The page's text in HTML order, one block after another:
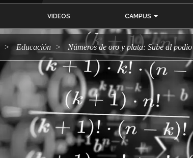
VIDEOS CAMPUS
Educación Números de oro y plata: Sube al